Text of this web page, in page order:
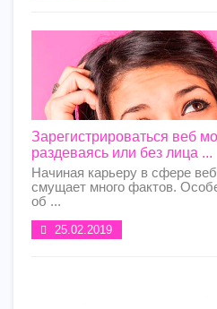
Зарегистрироваться веб
раздеваясь или без лица ...
Начиная карьеру в сфере
смущает много фактов.
об ...
25.02.2019